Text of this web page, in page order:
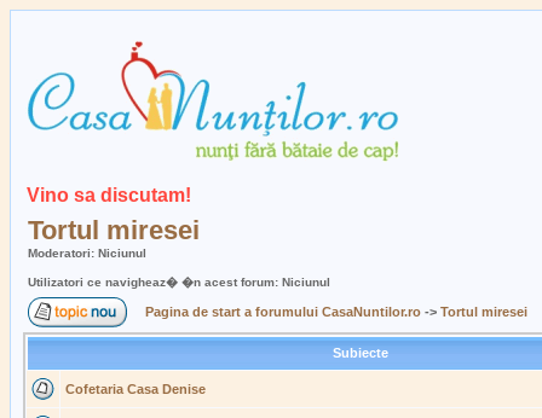
Vino sa discutam!
Tortul miresei
Moderatori: Niciunul
Utilizatori ce navigheaz� �n acest forum: Niciunul
Pagina de start a forumului CasaNuntilor.ro -> Tortul miresei
Subiecte
Cofetaria Casa Denise